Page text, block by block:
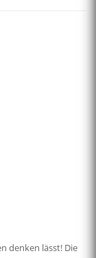
denken lässt! Die